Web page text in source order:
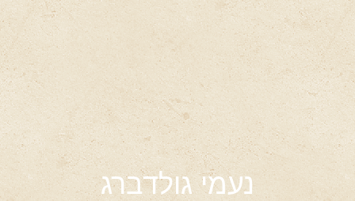
נעמי גולדברג